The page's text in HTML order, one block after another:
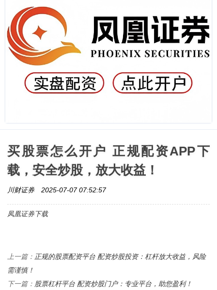
买股票怎么开户 正规配资APP下
载，安全炒股，放大收益！
川财证券 2025-07-07 07:52:57
凤凰证券下载
上一篇： 正规的股票配资平台 配资炒股投资：杠杆放大收益，风险
需谨慎！
下一篇： 股票杠杆平台 配资炒股门户：专业平台，助您盈利！